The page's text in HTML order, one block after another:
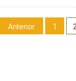
Anterior 1 2